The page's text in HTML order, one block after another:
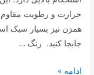
حرارت و رطوبت مقاوم
همزن نیز بسیار سبک
جابجا کنید. رنگ …
بدنه
ادامه »